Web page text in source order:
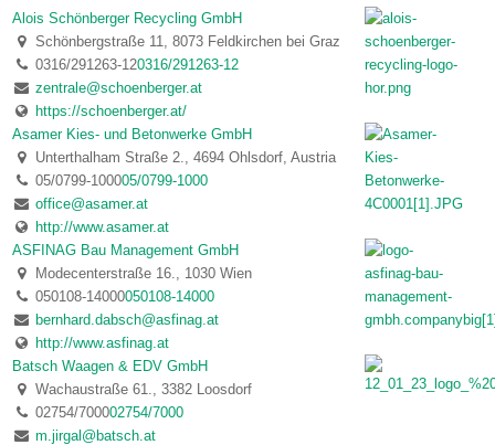
Alois Schönberger Recycling GmbH
Schönbergstraße 11, 8073 Feldkirchen bei Graz
0316/291263-120316/291263-12
zentrale@schoenberger.at
https://schoenberger.at/
Asamer Kies- und Betonwerke GmbH
Unterthalham Straße 2., 4694 Ohlsdorf, Austria
05/0799-100005/0799-1000
office@asamer.at
http://www.asamer.at
ASFINAG Bau Management GmbH
Modecenterstraße 16., 1030 Wien
050108-14000050108-14000
bernhard.dabsch@asfinag.at
http://www.asfinag.at
Batsch Waagen & EDV GmbH
Wachaustraße 61., 3382 Loosdorf
02754/700002754/7000
m.jirgal@batsch.at